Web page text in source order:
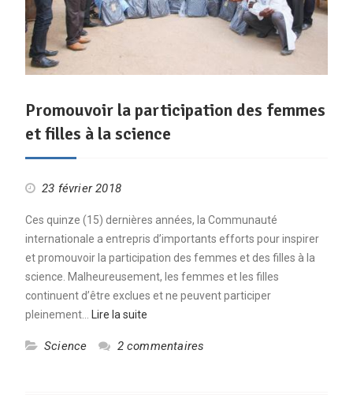
Promouvoir la participation des femmes
et filles à la science
23 février 2018
Ces quinze (15) dernières années, la Communauté
internationale a entrepris d’importants efforts pour inspirer
et promouvoir la participation des femmes et des filles à la
science. Malheureusement, les femmes et les filles
continuent d’être exclues et ne peuvent participer
pleinement…
Lire la suite
Science 2 commentaires